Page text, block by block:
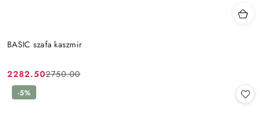
BASIC szafa kaszmir
Cena
promocyjna:
2282.50
Cena
przed
2750.00
-5%